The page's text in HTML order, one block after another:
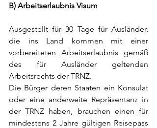
B) Arbeitserlaubnis Visum
Ausgestellt für 30 Tage für Ausländer,
die ins Land kommen mit einer
vorbereiteten Arbeitserlaubnis gemäß
des für Ausländer geltenden
Arbeitsrechts der TRNZ.
Die Bürger deren Staaten ein Konsulat
oder eine anderweite Repräsentanz in
der TRNZ haben, brauchen einen für
mindestens 2 Jahre gültigen Reisepass